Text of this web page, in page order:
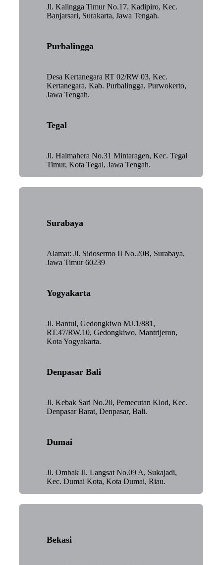
Jl. Kalingga Timur No.17, Kadipiro, Kec.
Banjarsari, Surakarta, Jawa Tengah.
Purbalingga
Desa Kertanegara RT 02/RW 03, Kec.
Kertanegara, Kab. Purbalingga, Purwokerto,
Jawa Tengah.
Tegal
Jl. Halmahera No.31 Mintaragen, Kec. Tegal
Timur, Kota Tegal, Jawa Tengah.
Surabaya
Alamat: Jl. Sidosermo II No.20B, Surabaya,
Jawa Timur 60239
Yogyakarta
Jl. Bantul, Gedongkiwo MJ.1/881,
RT.47/RW.10, Gedongkiwo, Mantrijeron,
Kota Yogyakarta.
Denpasar Bali
Jl. Kebak Sari No.20, Pemecutan Klod, Kec.
Denpasar Barat, Denpasar, Bali.
Dumai
Jl. Ombak Jl. Langsat No.09 A, Sukajadi,
Kec. Dumai Kota, Kota Dumai, Riau.
Bekasi